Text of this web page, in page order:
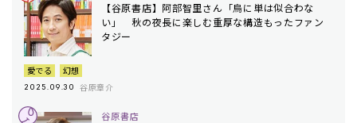
【谷原書店】阿部智里さん「烏に単は似合わな
い」 秋の夜長に楽しむ重厚な構造もったファン
タジー
愛でる 幻想
2025.09.30 谷原章介
谷原書店